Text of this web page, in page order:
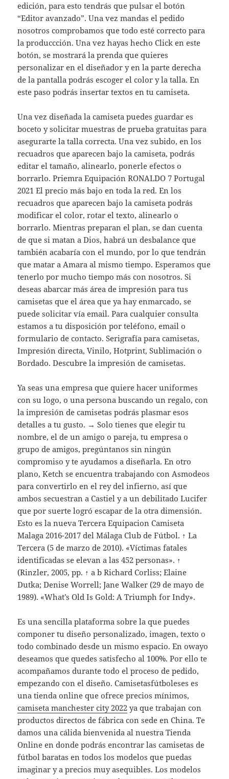
edición, para esto tendrás que pulsar el botón
“Editor avanzado”. Una vez mandas el pedido
nosotros comprobamos que todo esté correcto para
la produccción. Una vez hayas hecho Click en este
botón, se mostrará la prenda que quieres
personalizar en el diseñador y en la parte derecha
de la pantalla podrás escoger el color y la talla. En
este paso podrás insertar textos en tu camiseta.
Una vez diseñada la camiseta puedes guardar es
boceto y solicitar muestras de prueba gratuitas para
asegurarte la talla correcta. Una vez subido, en los
recuadros que aparecen bajo la camiseta, podrás
editar el tamaño, alinearlo, ponerle efectos o
borrarlo. Priemra Equipación RONALDO 7 Portugal
2021 El precio más bajo en toda la red. En los
recuadros que aparecen bajo la camiseta podrás
modificar el color, rotar el texto, alinearlo o
borrarlo. Mientras preparan el plan, se dan cuenta
de que si matan a Dios, habrá un desbalance que
también acabaría con el mundo, por lo que tendrán
que matar a Amara al mismo tiempo. Esperamos que
tenerlo por mucho tiempo más con nosotros. Si
deseas abarcar más área de impresión para tus
camisetas que el área que ya hay enmarcado, se
puede solicitar vía email. Para cualquier consulta
estamos a tu disposición por teléfono, email o
formulario de contacto. Serigrafía para camisetas,
Impresión directa, Vinilo, Hotprint, Sublimación o
Bordado. Descubre la impresión de camisetas.
Ya seas una empresa que quiere hacer uniformes
con su logo, o una persona buscando un regalo, con
la impresión de camisetas podrás plasmar esos
detalles a tu gusto. → Solo tienes que elegir tu
nombre, el de un amigo o pareja, tu empresa o
grupo de amigos, pregúntanos sin ningún
compromiso y te ayudamos a diseñarla. En otro
plano, Ketch se encuentra trabajando con Asmodeos
para convertirlo en el rey del infierno, así que
ambos secuestran a Castiel y a un debilitado Lucifer
que por suerte logró escapar de la otra dimensión.
Esto es la nueva Tercera Equipacion Camiseta
Malaga 2016-2017 del Málaga Club de Fútbol. ↑ La
Tercera (5 de marzo de 2010). «Víctimas fatales
identificadas se elevan a las 452 personas». ↑
(Rinzler, 2005, pp. ↑ a b Richard Corliss; Elaine
Dutka; Denise Worrell; Jane Walker (29 de mayo de
1989). «What’s Old Is Gold: A Triumph for Indy».
Es una sencilla plataforma sobre la que puedes
componer tu diseño personalizado, imagen, texto o
todo combinado desde un mismo espacio. En owayo
deseamos que quedes satisfecho al 100%. Por ello te
acompañamos durante todo el proceso de pedido,
empezando con el diseño. Camisetasfútboleses es
una tienda online que ofrece precios mínimos,
camiseta manchester city 2022 ya que trabajan con
productos directos de fábrica con sede en China. Te
damos una cálida bienvenida al nuestra Tienda
Online en donde podrás encontrar las camisetas de
fútbol baratas en todos los modelos que puedas
imaginar y a precios muy asequibles. Los modelos